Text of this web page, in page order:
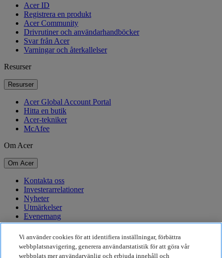
Acer ID
Registrera en produkt
Acer Community
Drivrutiner och användarhandböcker
Svar från Acer
Varningar och återkallelser
Resurser
Resurser
Acer Global Account Portal
Hitta en butik
Acer-tekniker
McAfee
Om Acer
Om Acer
Kontakta oss
Investerarrelationer
Nyheter
Utmärkelser
Evenemang
Hållbarhet
Hållbarhet
Vi använder cookies för att identifiera inställningar, förbättra
webbplatsnavigering, generera användarstatistik för att göra vår
webbplats mer användarvänlig och erbjuda innehåll och